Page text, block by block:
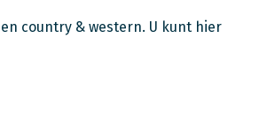
country & western. U kunt hier